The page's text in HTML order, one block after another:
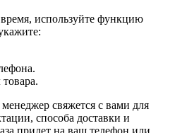
используйте функцию
свяжется с вами для
способа доставки и